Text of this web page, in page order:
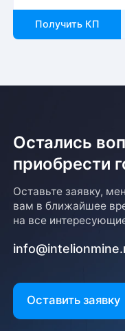
Получить КП
Остались
приобрести
Оставьте заявку,
вам в ближайшее
на все
Оставить заявку